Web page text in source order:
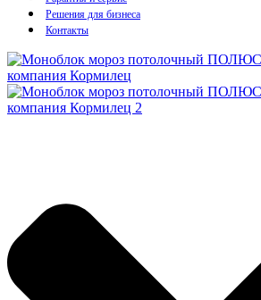
Решения для бизнеса
Контакты